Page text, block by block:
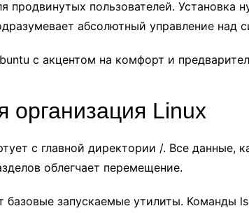
продвинутых пользователей.
абсолютный управление над
с акцентом на комфорт и
организация Linux
с главной директории /. Все данные,
облегчает перемещение.
базовые запускаемые утилиты. Команды